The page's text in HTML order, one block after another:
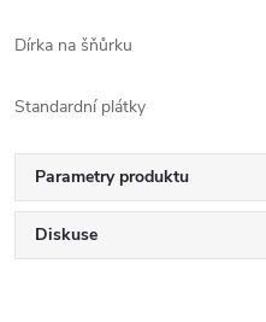
Dírka na šňůrku
Standardní plátky
Parametry produktu
Diskuse